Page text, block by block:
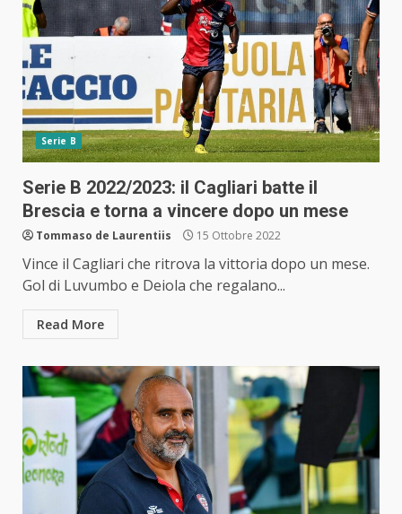
Serie B
Serie B 2022/2023: il Cagliari batte il
Brescia e torna a vincere dopo un mese
Tommaso de Laurentiis 15 Ottobre 2022
Vince il Cagliari che ritrova la vittoria dopo un mese.
Gol di Luvumbo e Deiola che regalano...
Read More